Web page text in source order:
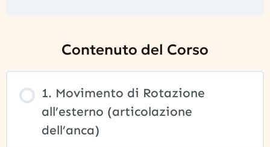
Contenuto del Corso
1. Movimento di Rotazione
all’esterno (articolazione
dell’anca)